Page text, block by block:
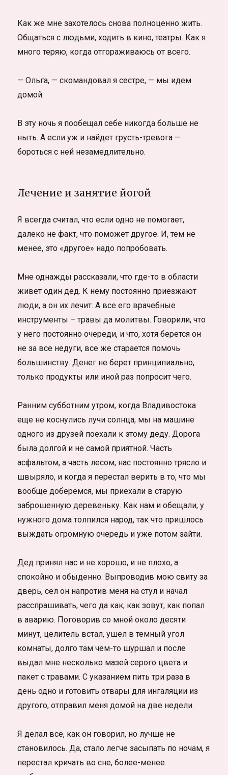
Как же мне захотелось снова полноценно жить.
Общаться с людьми, ходить в кино, театры. Как я
много теряю, когда отгораживаюсь от всего.
— Ольга, — скомандовал я сестре, — мы идем
домой.
В эту ночь я пообещал себе никогда больше не
ныть. А если уж и найдет грусть-тревога —
бороться с ней незамедлительно.
Лечение и занятие йогой
Я всегда считал, что если одно не помогает,
далеко не факт, что поможет другое. И, тем не
менее, это «другое» надо попробовать.
Мне однажды рассказали, что где-то в области
живет один дед. К нему постоянно приезжают
люди, а он их лечит. А все его врачебные
инструменты – травы да молитвы. Говорили, что
у него постоянно очереди, и что, хотя берется он
не за все недуги, все же старается помочь
большинству. Денег не берет принципиально,
только продукты или иной раз попросит чего.
Ранним субботним утром, когда Владивостока
еще не коснулись лучи солнца, мы на машине
одного из друзей поехали к этому деду. Дорога
была долгой и не самой приятной. Часть
асфальтом, а часть лесом, нас постоянно трясло и
швыряло, и когда я перестал верить в то, что мы
вообще доберемся, мы приехали в старую
заброшенную деревеньку. Как нам и обещали, у
нужного дома толпился народ, так что пришлось
выждать огромную очередь и уже потом зайти.
Дед принял нас и не хорошо, и не плохо, а
спокойно и обыденно. Выпроводив мою свиту за
дверь, сел он напротив меня на стул и начал
расспрашивать, чего да как, как зовут, как попал
в аварию. Поговорив со мной около десяти
минут, целитель встал, ушел в темный угол
комнаты, долго там чем-то шуршал и после
выдал мне несколько мазей серого цвета и
пакет с травами. С указанием пить три раза в
день одно и готовить отвары для ингаляции из
другого, отправил меня домой на две недели.
Я делал все, как он говорил, но лучше не
становилось. Да, стало легче засыпать по ночам, я
перестал кричать во сне, более-менее